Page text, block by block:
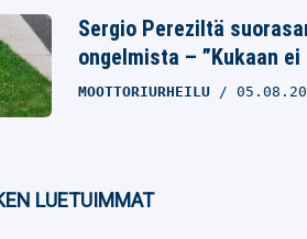
Sergio Pereziltä
ongelmista – ”Kukaan
MOOTTORIURHEILU
LUETUIMMAT